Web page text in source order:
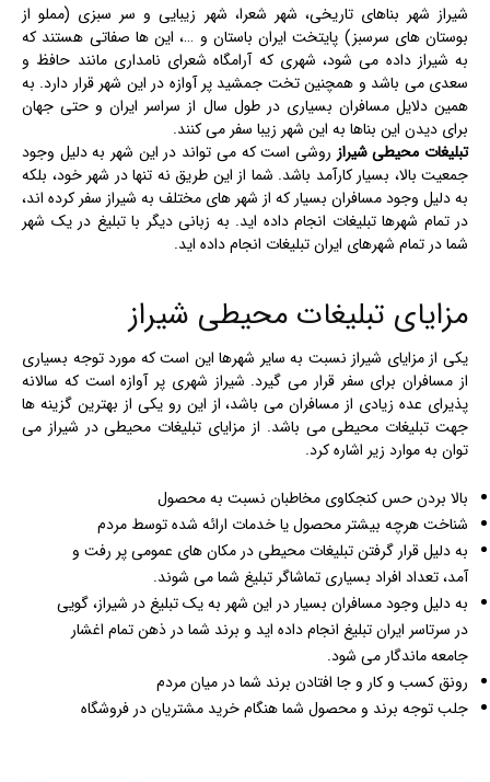
شیراز شهر بناهای تاریخی، شهر شعرا، شهر زیبایی و سر سبزی (مملو از
بوستان های سرسبز) پایتخت ایران باستان و …، این ها صفاتی هستند که
به شیراز داده می شود، شهری که آرامگاه شعرای نامداری مانند حافظ و
سعدی می باشد و همچنین تخت جمشید پر آوازه در این شهر قرار دارد. به
همین دلایل مسافران بسیاری در طول سال از سراسر ایران و حتی جهان
برای دیدن این بناها به این شهر زیبا سفر می کنند.
تبلیغات محیطی شیراز روشی است که می تواند در این شهر به دلیل وجود
جمعیت بالا، بسیار کارآمد باشد. شما از این طریق نه تنها در شهر خود، بلکه
به دلیل وجود مسافران بسیار که از شهر های مختلف به شیراز سفر کرده اند،
در تمام شهرها تبلیغات انجام داده اید. به زبانی دیگر با تبلیغ در یک شهر
شما در تمام شهرهای ایران تبلیغات انجام داده اید.
مزایای تبلیغات محیطی شیراز
یکی از مزایای شیراز نسبت به سایر شهرها این است که مورد توجه بسیاری
از مسافران برای سفر قرار می گیرد. شیراز شهری پر آوازه است که سالانه
پذیرای عده زیادی از مسافران می باشد، از این رو یکی از بهترین گزینه ها
جهت تبلیغات محیطی می باشد. از مزایای تبلیغات محیطی در شیراز می
توان به موارد زیر اشاره کرد.
بالا بردن حس کنجکاوی مخاطبان نسبت به محصول
شناخت هرچه بیشتر محصول یا خدمات ارائه شده توسط مردم
به دلیل قرار گرفتن تبلیغات محیطی در مکان های عمومی پر رفت و
آمد، تعداد افراد بسیاری تماشاگر تبلیغ شما می شوند.
به دلیل وجود مسافران بسیار در این شهر به یک تبلیغ در شیراز، گویی
در سرتاسر ایران تبلیغ انجام داده اید و برند شما در ذهن تمام اغشار
جامعه ماندگار می شود.
رونق کسب و کار و جا افتادن برند شما در میان مردم
جلب توجه برند و محصول شما هنگام خرید مشتریان در فروشگاه